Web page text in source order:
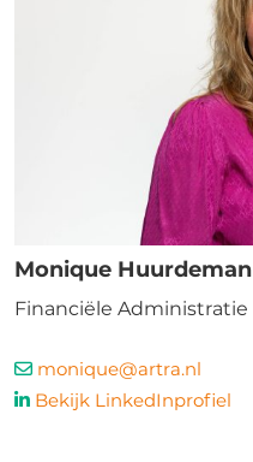
Monique Huurdeman
Financiële Administratie
monique@artra.nl
Bekijk LinkedInprofiel